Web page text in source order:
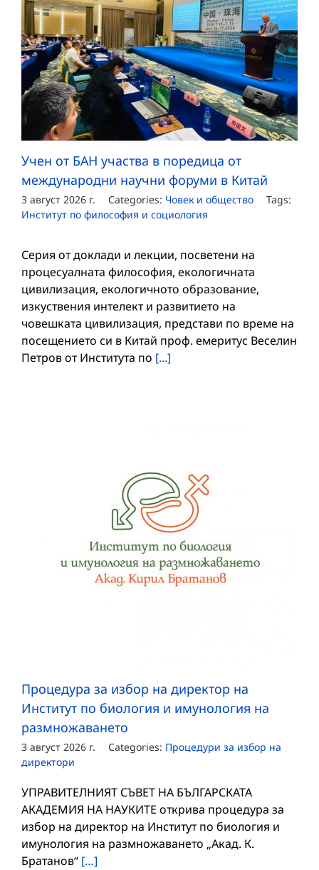
Учен от БАН участва в поредица от
международни научни форуми в Китай
3 август 2026 г. Categories: Човек и общество
Tags:
Институт по философия и социология
Серия от доклади и лекции, посветени на
процесуалната философия, екологичната
цивилизация, екологичното образование,
изкуствения интелект и развитието на
човешката цивилизация, представи по време на
посещението си в Китай проф. емеритус Веселин
Петров от Института по [...]
Процедура за избор на директор на
Институт по биология и имунология на
размножаването
3 август 2026 г. Categories: Процедури за избор на
директори
УПРАВИТЕЛНИЯТ СЪВЕТ НА БЪЛГАРСКАТА
АКАДЕМИЯ НА НАУКИТЕ открива процедура за
избор на директор на Институт по биология и
имунология на размножаването „Акад. К.
Братанов“ […]